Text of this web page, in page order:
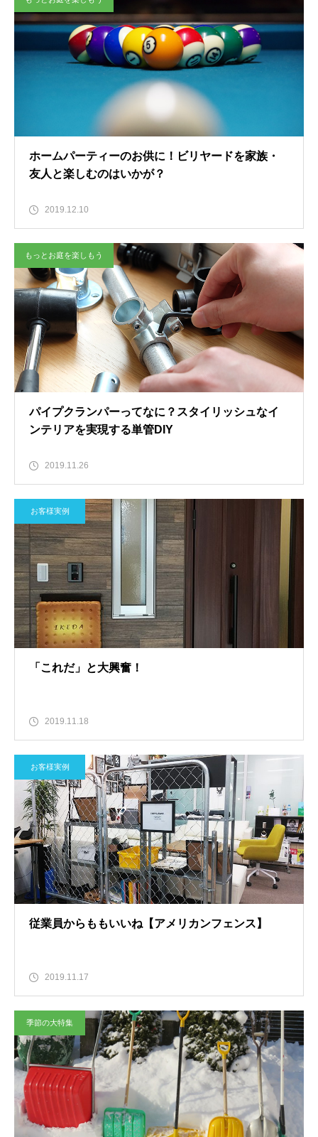
ホームパーティーのお供に！ビリヤードを家族・
友人と楽しむのはいかが？
2019.12.10
もっとお庭を楽しもう
パイプクランパーってなに？スタイリッシュなイ
ンテリアを実現する単管DIY
2019.11.26
お客様実例
「これだ」と大興奮！
2019.11.18
お客様実例
従業員からももいいね【アメリカンフェンス】
2019.11.17
季節の大特集